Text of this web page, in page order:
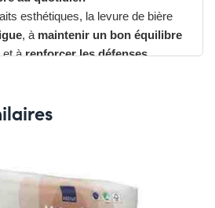
esthétiques, la levure de bière
, à maintenir un bon équilibre
et àrenforcer les défenses
et la beautédes cheveux, ongles